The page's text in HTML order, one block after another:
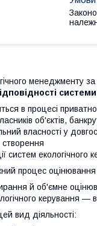
менеджменту
в процесі
об'єктів,
власності у
створення
систем екологічного
процес
й об'ємне
керування
вид діяльності: